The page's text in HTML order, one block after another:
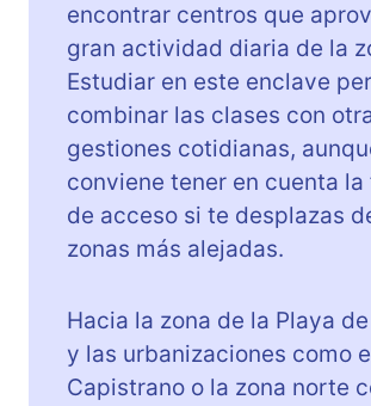
encontrar centros que
gran actividad diaria de la
Estudiar en este enclave
combinar las clases con
gestiones cotidianas,
conviene tener en cuenta
de acceso si te desplazas
zonas más alejadas.
Hacia la zona de la Playa
y las urbanizaciones como
Capistrano o la zona norte